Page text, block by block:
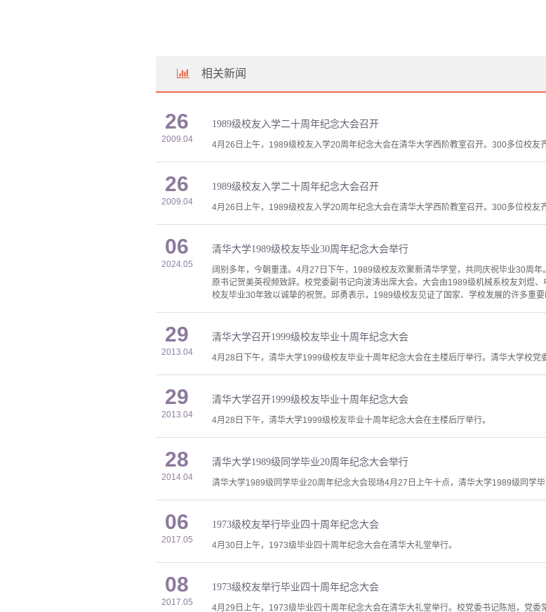
相关新闻
26
2009.04
1989级校友入学二十周年纪念大会召开
4月26日上午，1989级校友入学20周年纪念大会在清华大学西阶教室召开。300多位校友
26
2009.04
1989级校友入学二十周年纪念大会召开
4月26日上午，1989级校友入学20周年纪念大会在清华大学西阶教室召开。300多位校友
06
2024.05
清华大学1989级校友毕业30周年纪念大会举行
阔别多年，今朝重逢。4月27日下午，1989级校友欢聚新清华学堂，共同庆祝毕业30周
原书记贺美英视频致辞。校党委副书记向波涛出席大会。大会由1989级机械系校友刘煜
校友毕业30年致以诚挚的祝贺。邱勇表示，1989级校友见证了国家、学校发展的许多重
29
2013.04
清华大学召开1999级校友毕业十周年纪念大会
4月28日下午，清华大学1999级校友毕业十周年纪念大会在主楼后厅举行。清华大学校党
29
2013.04
清华大学召开1999级校友毕业十周年纪念大会
4月28日下午，清华大学1999级校友毕业十周年纪念大会在主楼后厅举行。
28
2014.04
清华大学1989级同学毕业20周年纪念大会举行
清华大学1989级同学毕业20周年纪念大会现场4月27日上午十点，清华大学1989级同学毕
06
2017.05
1973级校友举行毕业四十周年纪念大会
4月30日上午，1973级毕业四十周年纪念大会在清华大礼堂举行。
08
2017.05
1973级校友举行毕业四十周年纪念大会
4月29日上午，1973级毕业四十周年纪念大会在清华大礼堂举行。校党委书记陈旭，党